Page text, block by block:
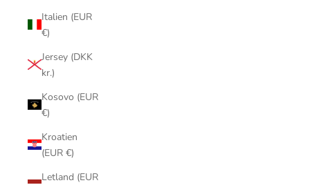
Italien (EUR
€)
Jersey (DKK
kr.)
Kosovo (EUR
€)
Kroatien
(EUR €)
Letland (EUR